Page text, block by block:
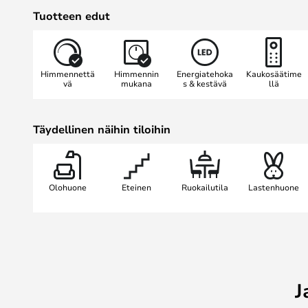
voit muuttaa valaisimen kirkkautta
kaukosäätimellä, jonka avulla
helppo hallita. Valaisimessa on
Tuotteen edut
Himmennettä
vä
Himmennin
mukana
Energiatehoka
s & kestävä
Kaukosäätime
llä
Täydellinen näihin tiloihin
Olohuone Eteinen Ruokailutila Lastenhuone